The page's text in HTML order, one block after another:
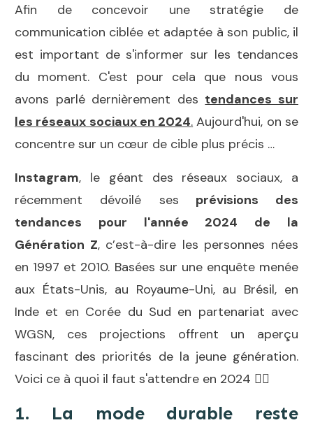
Afin de concevoir une stratégie de
communication ciblée et adaptée à son public, il
est important de s'informer sur les tendances
du moment. C'est pour cela que nous vous
avons parlé dernièrement des tendances sur
les réseaux sociaux en 2024. Aujourd'hui, on se
concentre sur un cœur de cible plus précis …
Instagram, le géant des réseaux sociaux, a
récemment dévoilé ses prévisions des
tendances pour l'année 2024 de la
Génération Z, c’est-à-dire les personnes nées
en 1997 et 2010. Basées sur une enquête menée
aux États-Unis, au Royaume-Uni, au Brésil, en
Inde et en Corée du Sud en partenariat avec
WGSN, ces projections offrent un aperçu
fascinant des priorités de la jeune génération.
Voici ce à quoi il faut s'attendre en 2024 👇🏻
1. La mode durable reste